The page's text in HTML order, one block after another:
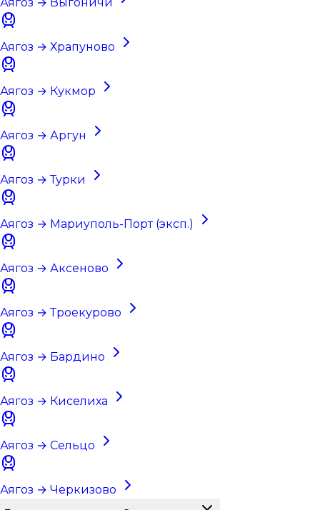
Аягоз → Храпуново
Аягоз → Кукмор
Аягоз → Аргун
Аягоз → Турки
Аягоз → Мариуполь-Порт (эксп.)
Аягоз → Аксеново
Аягоз → Троекурово
Аягоз → Бардино
Аягоз → Киселиха
Аягоз → Сельцо
Аягоз → Черкизово